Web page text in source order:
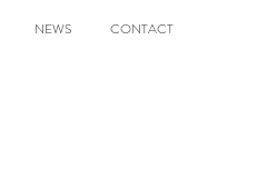
NEWS CONTACT